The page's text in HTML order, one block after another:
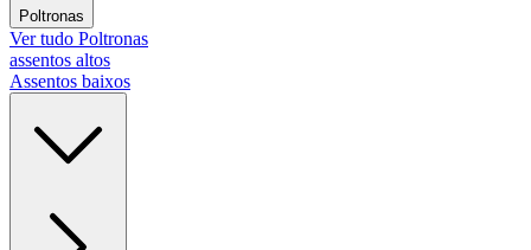
Poltronas
Ver tudo Poltronas
assentos altos
Assentos baixos